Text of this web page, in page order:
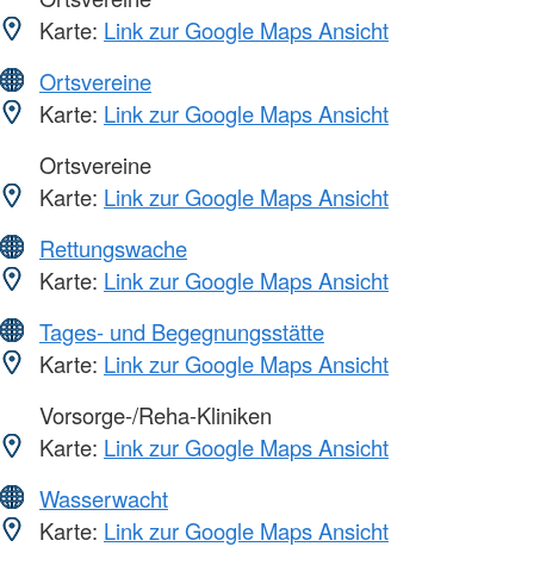
Karte: Link zur Google Maps Ansicht
Ortsvereine
Karte: Link zur Google Maps Ansicht
Ortsvereine
Karte: Link zur Google Maps Ansicht
Rettungswache
Karte: Link zur Google Maps Ansicht
Tages- und Begegnungsstätte
Karte: Link zur Google Maps Ansicht
Vorsorge-/Reha-Kliniken
Karte: Link zur Google Maps Ansicht
Wasserwacht
Karte: Link zur Google Maps Ansicht